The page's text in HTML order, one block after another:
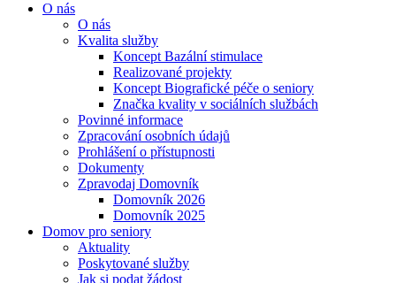
O nás
O nás
Kvalita služby
Koncept Bazální stimulace
Realizované projekty
Koncept Biografické péče o seniory
Značka kvality v sociálních službách
Povinné informace
Zpracování osobních údajů
Prohlášení o přístupnosti
Dokumenty
Zpravodaj Domovník
Domovník 2026
Domovník 2025
Domov pro seniory
Aktuality
Poskytované služby
Jak si podat žádost